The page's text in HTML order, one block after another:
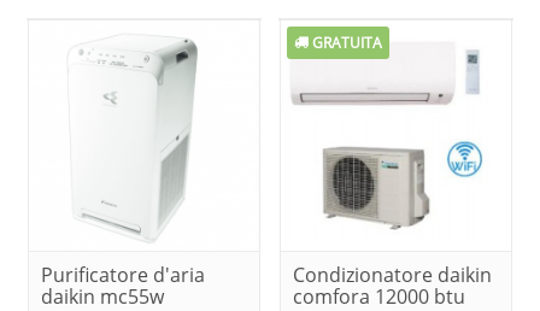
Purificatore d'aria
daikin mc55w
GRATUITA
Condizionatore daikin
comfora 12000 btu